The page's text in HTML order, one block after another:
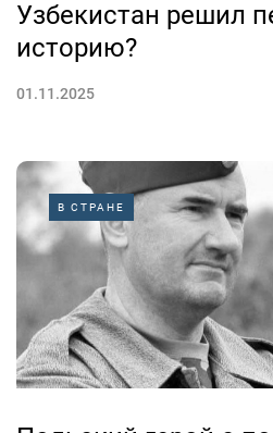
Узбекистан решил
историю?
01.11.2025
В СТРАНЕ